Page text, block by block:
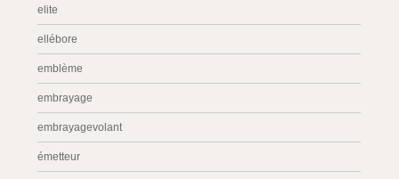
elite
ellébore
emblème
embrayage
embrayagevolant
émetteur